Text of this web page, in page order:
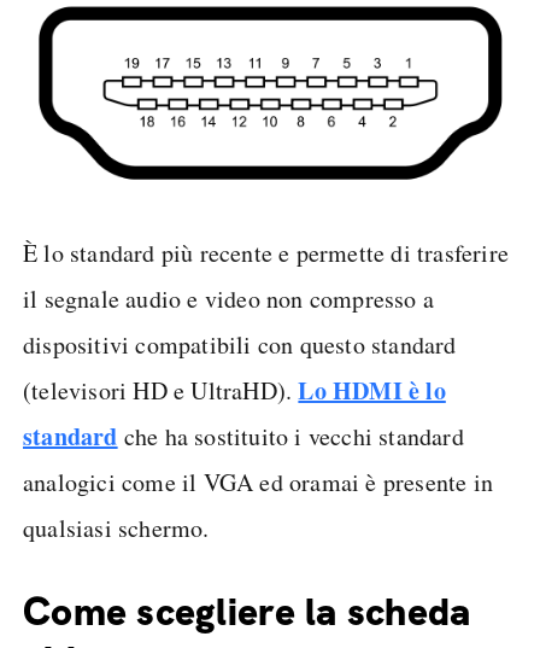
È lo standard più recente e permette di trasferire
il segnale audio e video non compresso a
dispositivi compatibili con questo standard
(televisori HD e UltraHD).Lo HDMI è lo
standard che ha sostituito i vecchi standard
analogici come il VGA ed oramai è presente in
qualsiasi schermo.
Come scegliere la scheda